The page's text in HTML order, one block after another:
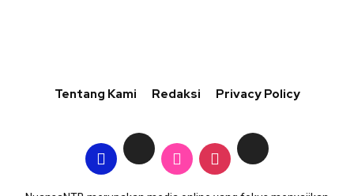
Tentang Kami Redaksi Privacy Policy